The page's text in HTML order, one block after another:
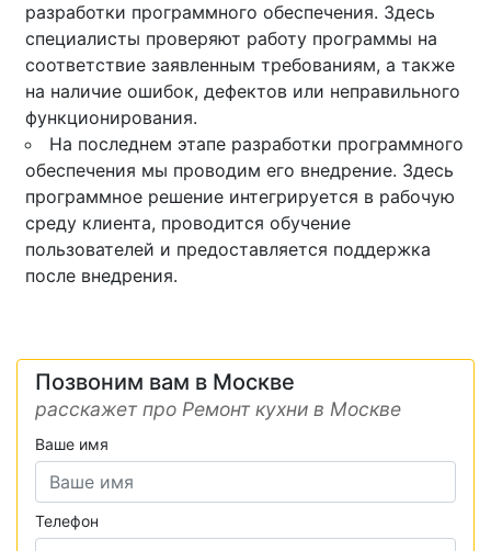
разработки программного обеспечения. Здесь
специалисты проверяют работу программы на
соответствие заявленным требованиям, а также
на наличие ошибок, дефектов или неправильного
функционирования.
На последнем этапе разработки программного
обеспечения мы проводим его внедрение. Здесь
программное решение интегрируется в рабочую
среду клиента, проводится обучение
пользователей и предоставляется поддержка
после внедрения.
Позвоним вам в Москве
расскажет про Ремонт кухни в Москве
Ваше имя
Телефон